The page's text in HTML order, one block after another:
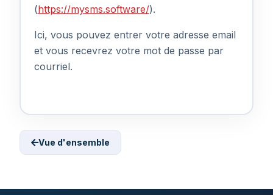
(https://mysms.software/).
Ici, vous pouvez entrer votre adresse email
et vous recevrez votre mot de passe par
courriel.
Vue d'ensemble